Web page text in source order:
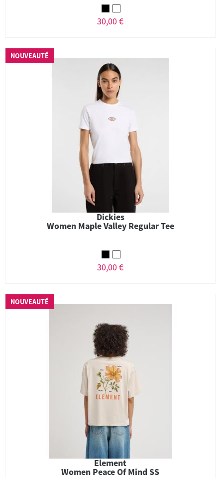
30,00 €
NOUVEAUTÉ
Dickies
Women Maple Valley Regular Tee
30,00 €
NOUVEAUTÉ
Element
Women Peace Of Mind SS